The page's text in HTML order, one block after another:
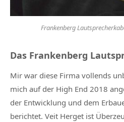
Frankenberg
Das Frankenberg
Mir war diese Firma vollends
mich auf der High End 2018
der Entwicklung und dem
berichtet. Veit Herget ist